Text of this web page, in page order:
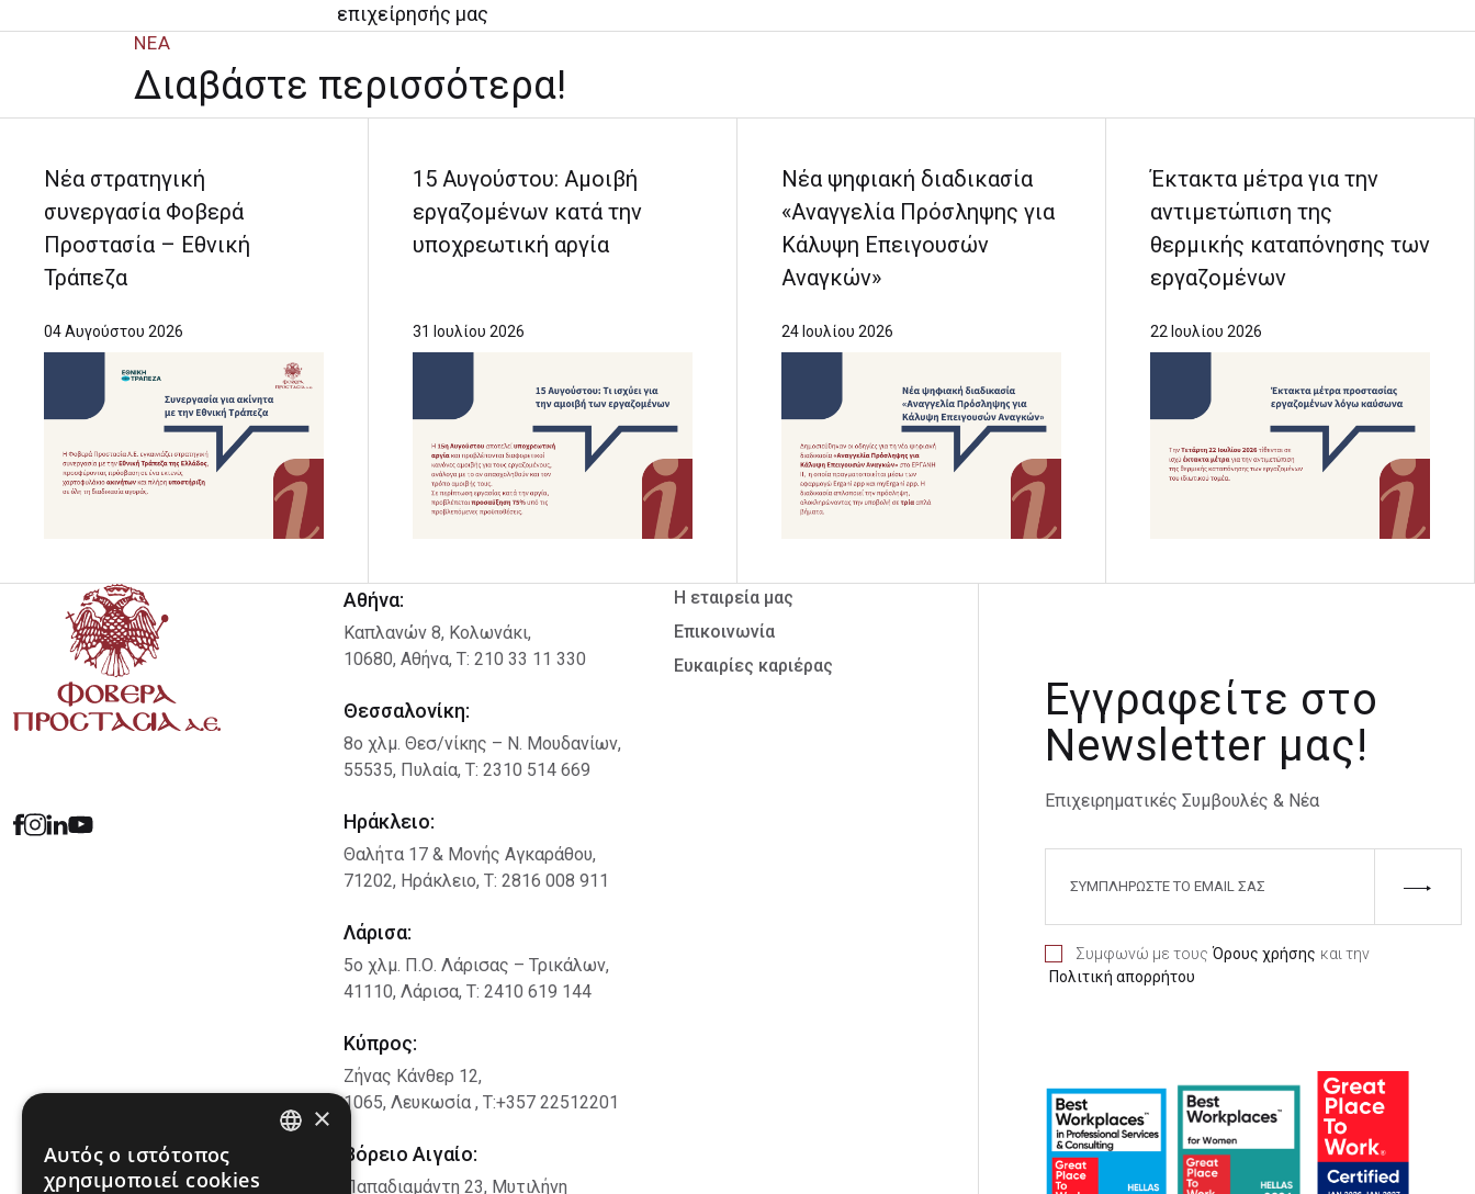
επιχείρησής μας
ΝΕΑ
Διαβάστε περισσότερα!
Νέα στρατηγική
συνεργασία Φοβερά
Προστασία – Εθνική
Τράπεζα
04 Αυγούστου 2026
15 Αυγούστου: Αμοιβή
εργαζομένων κατά την
υποχρεωτική αργία
31 Ιουλίου 2026
Νέα ψηφιακή διαδικασία
«Αναγγελία Πρόσληψης για
Κάλυψη Επειγουσών
Αναγκών»
24 Ιουλίου 2026
Έκτακτα μέτρα για την
αντιμετώπιση της
θερμικής καταπόνησης των
εργαζομένων
22 Ιουλίου 2026
Αθήνα:
Καπλανών 8, Κολωνάκι,
10680, Αθήνα, Τ: 210 33 11 330
Θεσσαλονίκη:
8ο χλμ. Θεσ/νίκης – Ν. Μουδανίων,
55535, Πυλαία, Τ: 2310 514 669
Ηράκλειο:
Θαλήτα 17 & Μονής Αγκαράθου,
71202, Ηράκλειο, Τ: 2816 008 911
Λάρισα:
5ο χλμ. Π.Ο. Λάρισας – Τρικάλων,
41110, Λάρισα, Τ: 2410 619 144
Κύπρος:
Ζήνας Κάνθερ 12,
1065, Λευκωσία , Τ:+357 22512201
Βόρειο Αιγαίο:
Παπαδιαμάντη 23, Μυτιλήνη
Η εταιρεία μας
Επικοινωνία
Ευκαιρίες καριέρας
Εγγραφείτε στο
Newsletter μας!
Επιχειρηματικές Συμβουλές & Νέα
Συμφωνώ με τους Όρους χρήσης και την
Πολιτική απορρήτου
×
Αυτός ο ιστότοπος
χρησιμοποιεί cookies